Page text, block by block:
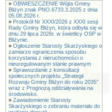
» OBWIESZCZENIE Wójta Gminy
Bliżyn znak PNO.6733.3.2025 z dnia
05.08.2026 r.
» Protokół Nr XXXI/2026 z XXXI sesji
Rady Gminy Bliżyn, która odbyła się w
dniu 29 lipca 2026r. w świetlicy OSP w
Bliżynie.
» Ogłoszenie Starosty Skarżyskiego o
zamiarze ograniczenia sposobu
korzystania z nieruchomości o
nieuregulowanym stanie prawnym
» Sprawozdanie z konsultacji
społecznych projektu „Strategii
Rozwoju Gminy Bliżyn do roku 2035”
wraz z Prognozą oddziaływania na
środowisko.
» Zawiadomienie Starosty
Skarżyskiego o zebraniu materiału do